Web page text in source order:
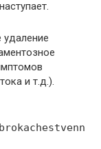
удаление
и т.д.).